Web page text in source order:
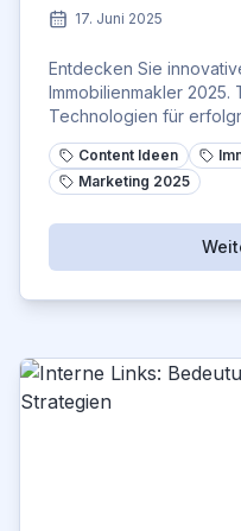
17. Juni 2025
Entdecken Sie
Immobilienmakler 2025.
Technologien für
Immobilienbereich.
Content Ideen
Marketing 2025